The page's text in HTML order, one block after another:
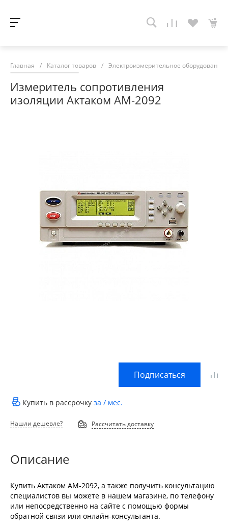
Главная / Каталог товаров / Электроизмерительное оборудование
Измеритель сопротивления
изоляции Актаком АМ-2092
Подписаться
Купить в рассрочку за / мес.
Нашли дешевле? Рассчитать доставку
Описание
Купить Актаком АМ-2092, а также получить консультацию
специалистов вы можете в нашем магазине, по телефону
или непосредственно на сайте с помощью формы
обратной связи или онлайн-консультанта.